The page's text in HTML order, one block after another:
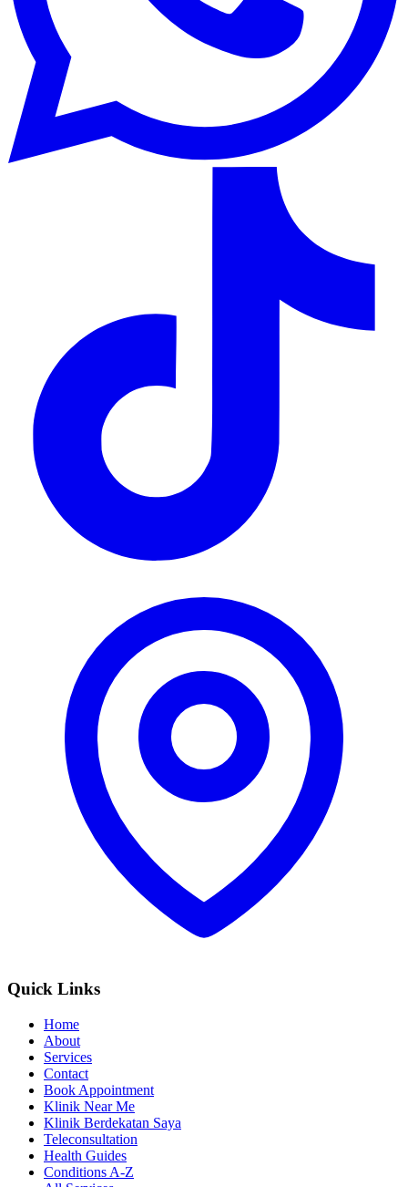
Quick Links
Home
About
Services
Contact
Book Appointment
Klinik Near Me
Klinik Berdekatan Saya
Teleconsultation
Health Guides
Conditions A-Z